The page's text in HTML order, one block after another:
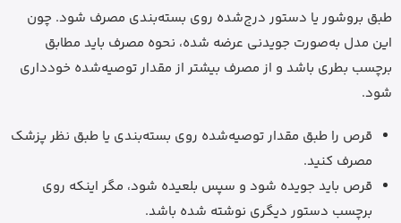
طبق بروشور یا دستور درج‌شده روی بسته‌بندی مصرف شود. چون
این مدل به‌صورت جویدنی عرضه شده، نحوه مصرف باید مطابق
برچسب بطری باشد و از مصرف بیشتر از مقدار توصیه‌شده خودداری
شود.
قرص را طبق مقدار توصیه‌شده روی بسته‌بندی یا طبق نظر پزشک
مصرف کنید.
قرص باید جویده شود و سپس بلعیده شود، مگر اینکه روی
برچسب دستور دیگری نوشته شده باشد.